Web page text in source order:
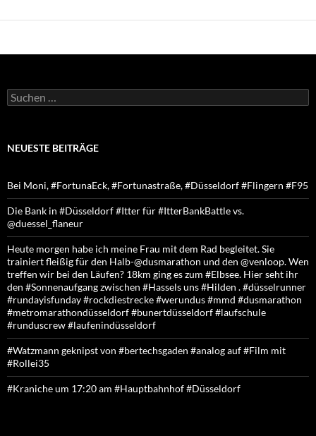
Suchen
nach:
NEUESTE BEITRÄGE
Bei Moni, #FortunaEck, #Fortunastraße, #Düsseldorf #Flingern #F95
Die Bank in #Düsseldorf #Itter für #ItterBankBattle vs.
@duessel_flaneur
Heute morgen habe ich meine Frau mit dem Rad begleitet. Sie
trainiert fleißig für den Halb-@dusmarathon und den @venloop. Wen
treffen wir bei den Läufen? 18km ging es zum #Elbsee. Hier seht ihr
den #Sonnenaufgang zwischen #Hassels uns #Hilden . #düsselrunner
#rundayisfunday #rockdiestrecke #werundus #mmd #dusmarathon
#metromarathondüsseldorf #bunertdüsseldorf #laufschule
#runduscrew #laufenindüsseldorf
#Watzmann geknipst von #bertechsgaden #analog auf #Film mit
#Rollei35
#Kraniche um 17:20 am #Hauptbahnhof #Düsseldorf